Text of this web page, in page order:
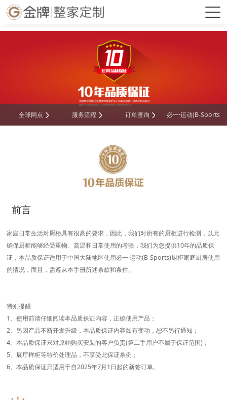
必一·运动(B-Sports)官方网站
全球网点 服务流程 订单查询 必一·运动(B-Sports)
前言
家庭日常生活对厨柜具有很高的要求，因此，我们对所有的厨柜进行检测，以此
确保厨柜能够经受重物、高温和日常使用的考验，我们为您提供10年的品质保
证，本品质保证适用于中国大陆地区使用必一·运动(B-Sports)厨柜家庭厨房使用
的情况，而且，需遵从本手册所述条款和条件。
特别提醒
1、使用前请仔细阅读本品质保证内容，正确使用产品；
2、另因产品不断开发升级，本品质保证内容如有变动，恕不另行通知；
4、本品质保证只对原始购买安装的客户负责(第二手用户不属于保证范围)；
5、展厅样柜等特价处理品，不享受此保证条例；
6、本品质保证只适用于自2025年7月1日起的新签订单。